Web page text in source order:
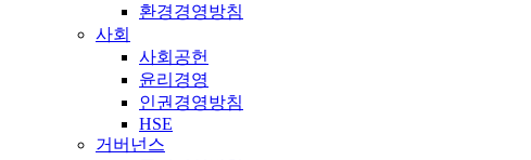
환경경영방침
사회
사회공헌
윤리경영
인권경영방침
HSE
거버넌스